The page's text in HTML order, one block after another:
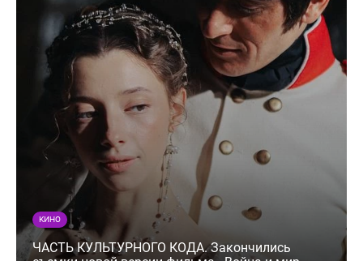
КИНО
ЧАСТЬ КУЛЬТУРНОГО КОДА. Закончились